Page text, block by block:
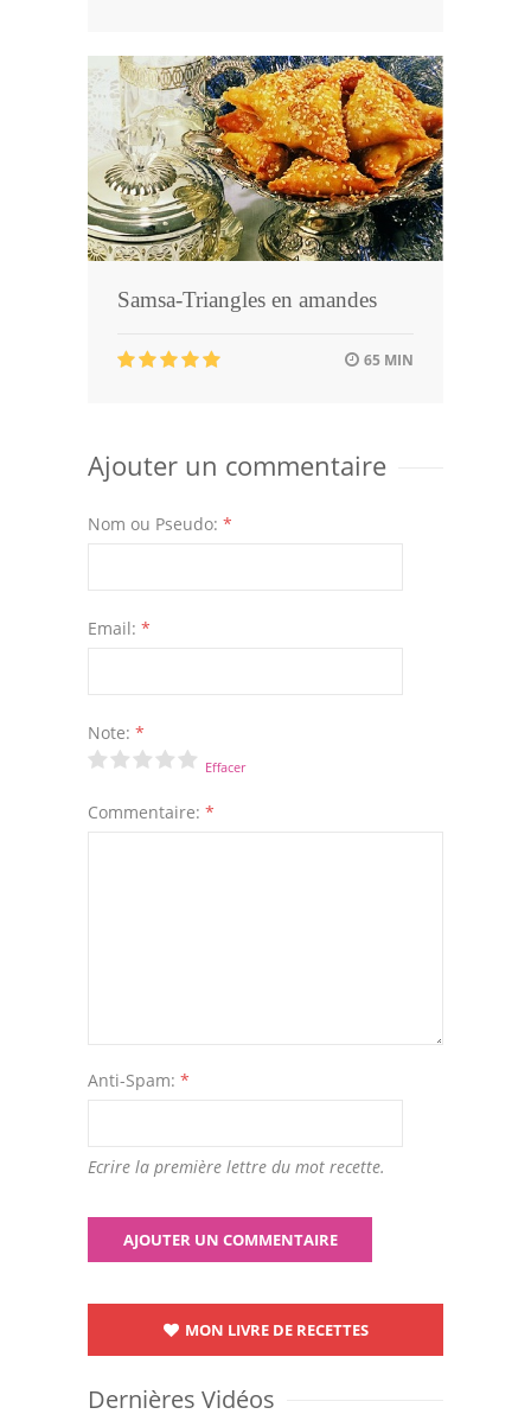
Samsa-Triangles en amandes
65 MIN
Ajouter un commentaire
Nom ou Pseudo: *
Email: *
Note: *
Effacer
Commentaire: *
Anti-Spam: *
Ecrire la première lettre du mot recette.
MON LIVRE DE RECETTES
Dernières Vidéos